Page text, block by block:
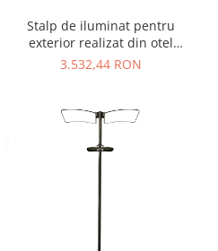
Stalp de iluminat pentru
exterior realizat din otel
galvanizat si bec LED - A4033
3.532,44 RON